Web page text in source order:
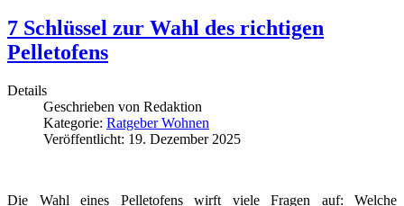
7 Schlüssel zur Wahl des richtigen
Pelletofens
Details
Geschrieben von Redaktion
Kategorie: Ratgeber Wohnen
Veröffentlicht: 19. Dezember 2025
Die Wahl eines Pelletofens wirft viele Fragen auf: Welche